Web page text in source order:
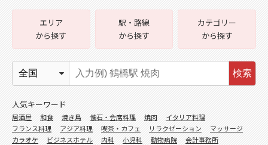
エリア
から探す
駅・路線
から探す
カテゴリー
から探す
検索
人気キーワード
居酒屋 和食 焼き鳥 懐石・会席料理 焼肉
イタリア料理
フランス料理
アジア料理 喫茶・カフェ リラクゼーション
マッサージ
カラオケ
ビジネスホテル 内科 小児科 動物病院
会計事務所